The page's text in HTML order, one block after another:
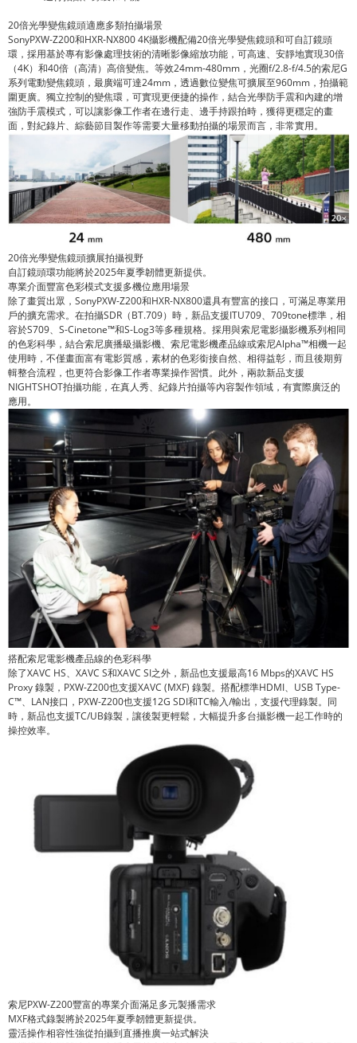
20倍光學變焦鏡頭適應多類拍攝場景
SonyPXW-Z200和HXR-NX800 4K攝影機配備20倍光學變焦鏡頭和可自訂鏡頭
環，採用基於專有影像處理技術的清晰影像縮放功能，可高速、安靜地實現30倍
（4K）和40倍（高清）高倍變焦。等效24mm-480mm，光圈f/2.8-f/4.5的索尼G
系列電動變焦鏡頭，最廣端可達24mm，透過數位變焦可擴展至960mm，拍攝範
圍更廣。獨立控制的變焦環，可實現更便捷的操作，結合光學防手震和內建的增
強防手震模式，可以讓影像工作者在邊行走、邊手持跟拍時，獲得更穩定的畫
面，對紀錄片、綜藝節目製作等需要大量移動拍攝的場景而言，非常實用。
20倍光學變焦鏡頭擴展拍攝視野
自訂鏡頭環功能將於2025年夏季韌體更新提供。
專業介面豐富色彩模式支援多機位應用場景
除了畫質出眾，SonyPXW-Z200和HXR-NX800還具有豐富的接口，可滿足專業用
戶的擴充需求。在拍攝SDR（BT.709）時，新品支援ITU709、709tone標準，相
容於S709、S-Cinetone™和S-Log3等多種規格。採用與索尼電影攝影機系列相同
的色彩科學，結合索尼廣播級攝影機、索尼電影機產品線或索尼Alpha™相機一起
使用時，不僅畫面富有電影質感，素材的色彩銜接自然、相得益彰，而且後期剪
輯整合流程，也更符合影像工作者專業操作習慣。此外，兩款新品支援
NIGHTSHOT拍攝功能，在真人秀、紀錄片拍攝等內容製作領域，有實際廣泛的
應用。
搭配索尼電影機產品線的色彩科學
除了XAVC HS、XAVC S和XAVC SI之外，新品也支援最高16 Mbps的XAVC HS
Proxy 錄製，PXW-Z200也支援XAVC (MXF) 錄製。搭配標準HDMI、USB Type-
C™、LAN接口，PXW-Z200也支援12G SDI和TC輸入/輸出，支援代理錄製。同
時，新品也支援TC/UB錄製，讓後製更輕鬆，大幅提升多台攝影機一起工作時的
操控效率。
索尼PXW-Z200豐富的專業介面滿足多元製播需求
MXF格式錄製將於2025年夏季韌體更新提供。
靈活操作相容性強從拍攝到直播推廣一站式解決